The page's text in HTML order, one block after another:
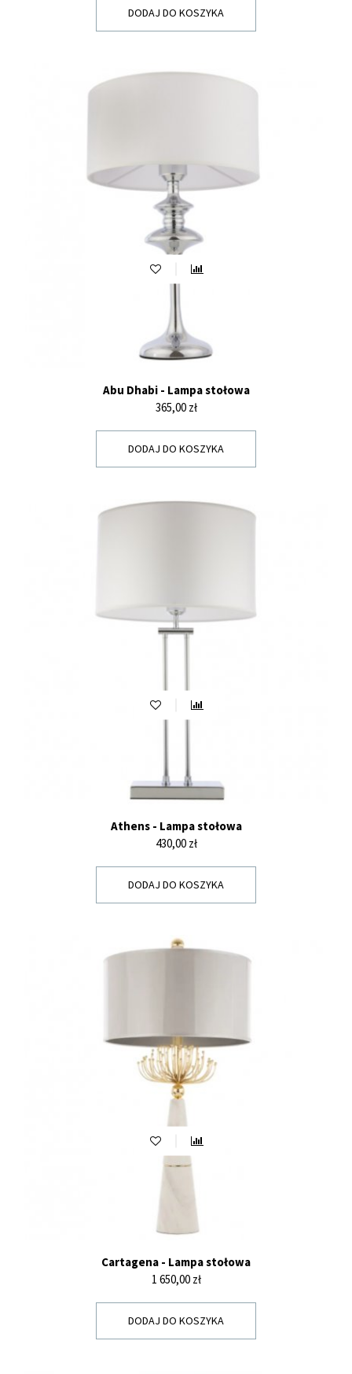
DODAJ DO KOSZYKA
Abu Dhabi - Lampa stołowa
Cena
365,00 zł
DODAJ DO KOSZYKA
Athens - Lampa stołowa
Cena
430,00 zł
DODAJ DO KOSZYKA
Cartagena - Lampa stołowa
Cena
1 650,00 zł
DODAJ DO KOSZYKA